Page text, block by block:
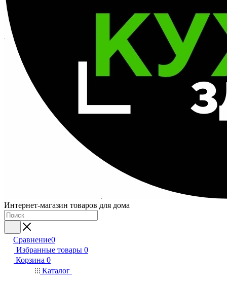
Интернет-магазин товаров для дома
Сравнение0
Избранные товары 0
Корзина 0
Каталог